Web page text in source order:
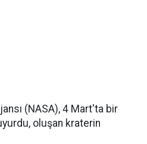
(NASA), 4 Mart'ta bir
oluşan kraterin